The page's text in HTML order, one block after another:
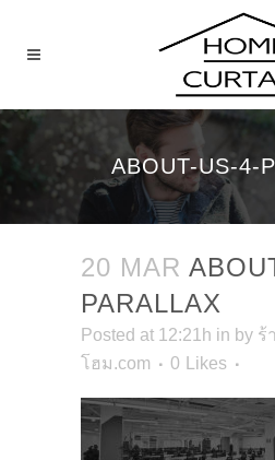
ABOUT-US-4-
20 MAR
PARALLAX
Posted at 12:21h in by ร้
โฮม.com
0 Likes